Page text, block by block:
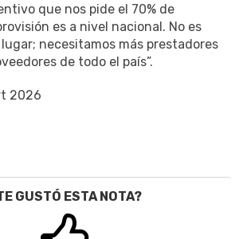
que nos pide el 70% de
es a nivel nacional. No es
necesitamos más prestadores
de todo el país”.
2026
GUSTÓ ESTA NOTA?